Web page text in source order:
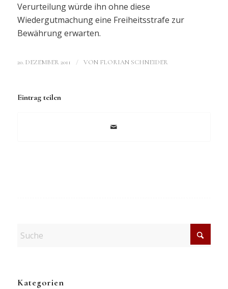
Verurteilung würde ihn ohne diese
Wiedergutmachung eine Freiheitsstrafe zur
Bewährung erwarten.
20. DEZEMBER 2011 / VON FLORIAN SCHNEIDER
Eintrag teilen
Kategorien